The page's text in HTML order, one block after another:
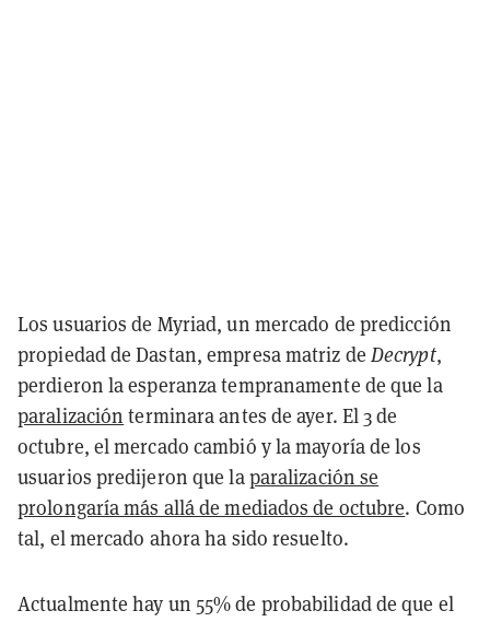
Los usuarios de Myriad, un mercado de predicción
propiedad de Dastan, empresa matriz de Decrypt,
perdieron la esperanza tempranamente de que la
paralización terminara antes de ayer. El 3 de
octubre, el mercado cambió y la mayoría de los
usuarios predijeron que laparalización se
prolongaría más allá de mediados de octubre. Como
tal, el mercado ahora ha sido resuelto.
Actualmente hay un 55% de probabilidad de que el